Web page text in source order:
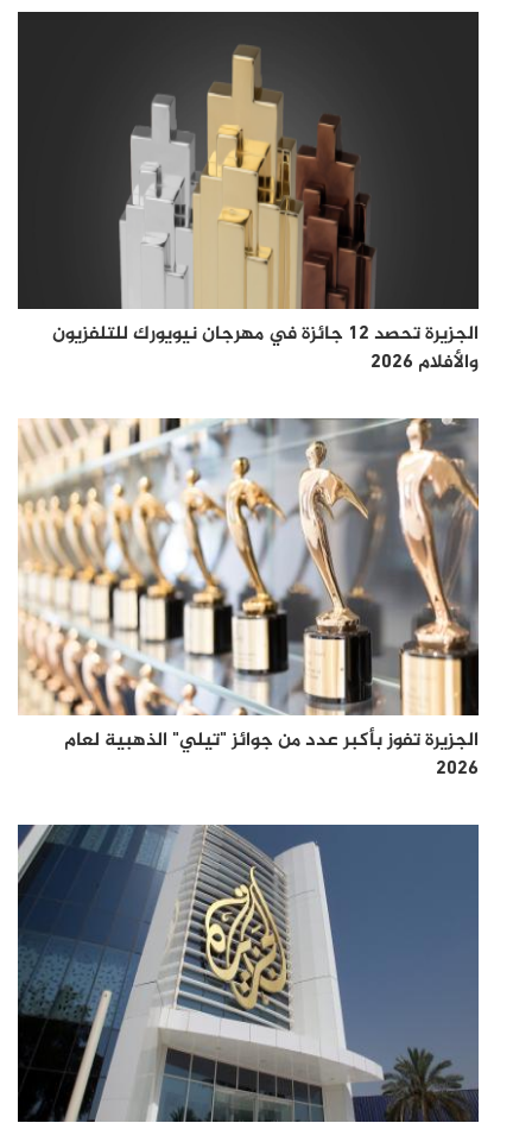
الجزيرة تحصد 12 جائزة في مهرجان نيويورك للتلفزيون
والأفلام 2026
الجزيرة تفوز بأكبر عدد من جوائز "تيلي" الذهبية لعام
2026